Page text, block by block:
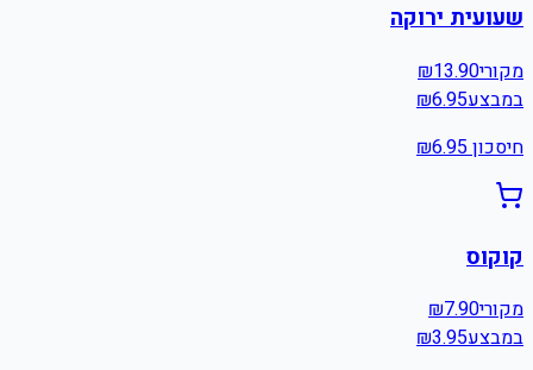
שעועית ירוקה
מקורי ₪13.90
במבצע
₪6.95
חיסכון ₪6.95
קוקוס
מקורי ₪7.90
במבצע
₪3.95